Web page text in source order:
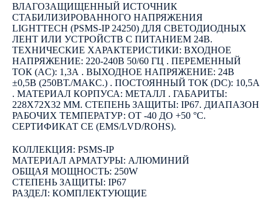
ВЛАГОЗАЩИЩЕННЫЙ ИСТОЧНИК
СТАБИЛИЗИРОВАННОГО НАПРЯЖЕНИЯ
LIGHTTECH (PSMS-IP 24250) ДЛЯ СВЕТОДИОДНЫХ
ЛЕНТ ИЛИ УСТРОЙСТВ С ПИТАНИЕМ 24В.
ТЕХНИЧЕСКИЕ ХАРАКТЕРИСТИКИ: ВХОДНОЕ
НАПРЯЖЕНИЕ: 220-240В 50/60 ГЦ . ПЕРЕМЕННЫЙ
ТОК (AC): 1,3А . ВЫХОДНОЕ НАПРЯЖЕНИЕ: 24В
±0,5В (250ВТ./МАКС.) . ПОСТОЯННЫЙ ТОК (DC): 10,5А
. МАТЕРИАЛ КОРПУСА: МЕТАЛЛ . ГАБАРИТЫ:
228X72X32 ММ. СТЕПЕНЬ ЗАЩИТЫ: IP67. ДИАПАЗОН
РАБОЧИХ ТЕМПЕРАТУР: ОТ -40 ДО +50 °C.
СЕРТИФИКАТ CE (EMS/LVD/ROHS).
КОЛЛЕКЦИЯ: PSMS-IP
МАТЕРИАЛ АРМАТУРЫ: АЛЮМИНИЙ
ОБЩАЯ МОЩНОСТЬ: 250W
СТЕПЕНЬ ЗАЩИТЫ: IP67
РАЗДЕЛ: КОМПЛЕКТУЮЩИЕ